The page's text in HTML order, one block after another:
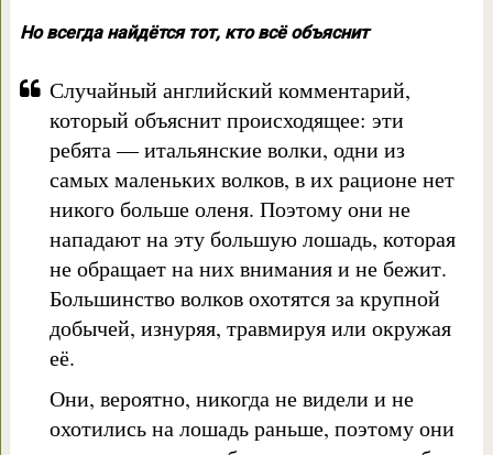
Но всегда найдётся тот, кто всё объяснит
Случайный английский комментарий,
который объяснит происходящее: эти
ребята — итальянские волки, одни из
самых маленьких волков, в их рационе нет
никого больше оленя. Поэтому они не
нападают на эту большую лошадь, которая
не обращает на них внимания и не бежит.
Большинство волков охотятся за крупной
добычей, изнуряя, травмируя или окружая
её.
Они, вероятно, никогда не видели и не
охотились на лошадь раньше, поэтому они